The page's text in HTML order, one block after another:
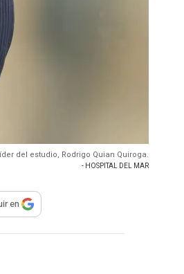
del estudio, Rodrigo Quian Quiroga.
- HOSPITAL DEL MAR
compartir
en